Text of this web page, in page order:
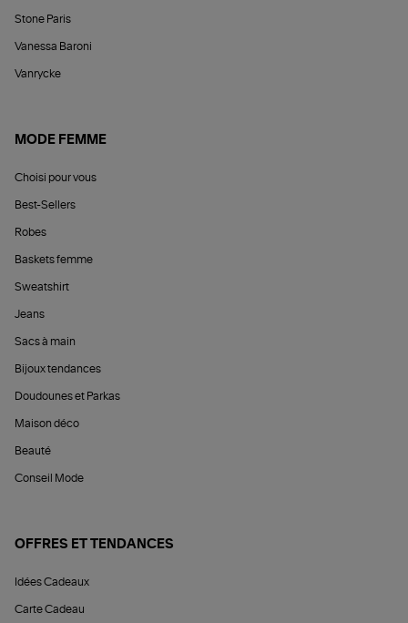
Stone Paris
Vanessa Baroni
Vanrycke
MODE FEMME
Choisi pour vous
Best-Sellers
Robes
Baskets femme
Sweatshirt
Jeans
Sacs à main
Bijoux tendances
Doudounes et Parkas
Maison déco
Beauté
Conseil Mode
OFFRES ET TENDANCES
Idées Cadeaux
Carte Cadeau